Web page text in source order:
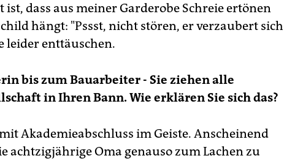
dass aus meiner Garderobe Schreie ertönen
hängt: "Pssst, nicht stören, er verzaubert sich
leider enttäuschen.
bis zum Bauarbeiter - Sie ziehen alle
in Ihren Bann. Wie erklären Sie sich das?
Akademieabschluss im Geiste. Anscheinend
achtzigjährige Oma genauso zum Lachen zu